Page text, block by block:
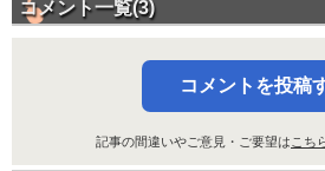
コメント一覧(3)
コメントを投稿
記事の間違いやご意見・ご要望は こち